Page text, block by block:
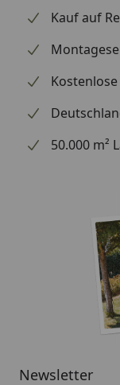
Kauf auf
50.000 m²
Newsletter